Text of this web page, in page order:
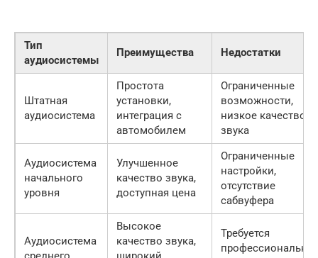
Тип
аудиосистемы
Преимущества Недостатки
Штатная
аудиосистема
Простота
установки,
интеграция с
автомобилем
Ограниченные
возможности,
низкое качество
звука
Аудиосистема
начального
уровня
Улучшенное
качество звука,
доступная цена
Ограниченные
настройки,
отсутствие
сабвуфера
Аудиосистема
Высокое
качество звука,
Требуется
профессиональная